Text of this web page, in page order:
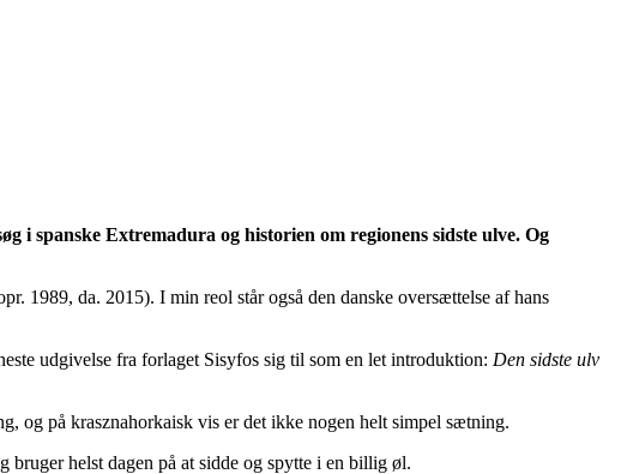
spanske Extremadura og historien om regionens sidste ulve. Og
1989, da. 2015). I min reol står også den danske oversættelse af hans
udgivelse fra forlaget Sisyfos sig til som en let introduktion: Den sidste ulv
og på krasznahorkaisk vis er det ikke nogen helt simpel sætning.
bruger helst dagen på at sidde og spytte i en billig øl.